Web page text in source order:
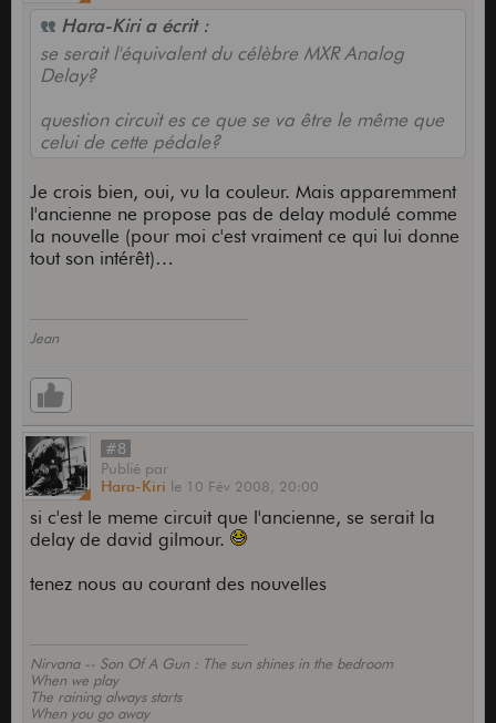
Hara-Kiri a écrit :
se serait l'équivalent du célèbre MXR Analog
Delay?
question circuit es ce que se va être le même que
celui de cette pédale?
Je crois bien, oui, vu la couleur. Mais apparemment
l'ancienne ne propose pas de delay modulé comme
la nouvelle (pour moi c'est vraiment ce qui lui donne
tout son intérêt)…
Jean
#8
Publié par
Hara-Kiri le 10 Fév 2008, 20:00
si c'est le meme circuit que l'ancienne, se serait la
delay de david gilmour.
tenez nous au courant des nouvelles
Nirvana -- Son Of A Gun : The sun shines in the bedroom
When we play
The raining always starts
When you go away